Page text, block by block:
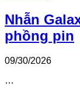
Nhẫn
phồng pin
09/30/2026
…